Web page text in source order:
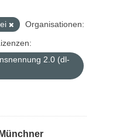
Organisationen:
2.0 (dl-